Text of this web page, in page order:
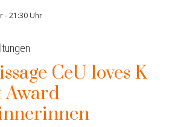
-21:30 Uhr
CeU loves K